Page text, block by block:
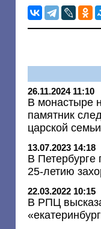
26.11.2024 11:10
В монастыре
памятник
царской
13.07.2023 14:18
В Петербурге
25-летию
22.03.2022 10:15
В РПЦ